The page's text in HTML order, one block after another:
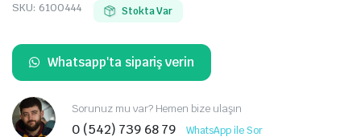
SKU: 6100444 Stokta Var
Whatsapp'ta sipariş verin
Sorunuz mu var? Hemen bize ulaşın
0 (542) 739 68 79 WhatsApp ile Sor